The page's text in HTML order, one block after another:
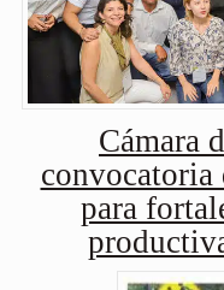
Cámara
convocatoria
para